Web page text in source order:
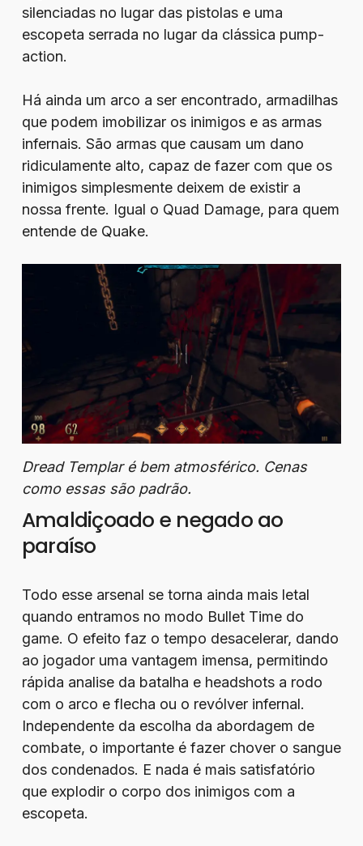
silenciadas no lugar das pistolas e uma
escopeta serrada no lugar da clássica pump-
action.
Há ainda um arco a ser encontrado, armadilhas
que podem imobilizar os inimigos e as armas
infernais. São armas que causam um dano
ridiculamente alto, capaz de fazer com que os
inimigos simplesmente deixem de existir a
nossa frente. Igual o Quad Damage, para quem
entende de Quake.
Dread Templar é bem atmosférico. Cenas
como essas são padrão.
Amaldiçoado e negado ao
paraíso
Todo esse arsenal se torna ainda mais letal
quando entramos no modo Bullet Time do
game. O efeito faz o tempo desacelerar, dando
ao jogador uma vantagem imensa, permitindo
rápida analise da batalha e headshots a rodo
com o arco e flecha ou o revólver infernal.
Independente da escolha da abordagem de
combate, o importante é fazer chover o sangue
dos condenados. E nada é mais satisfatório
que explodir o corpo dos inimigos com a
escopeta.